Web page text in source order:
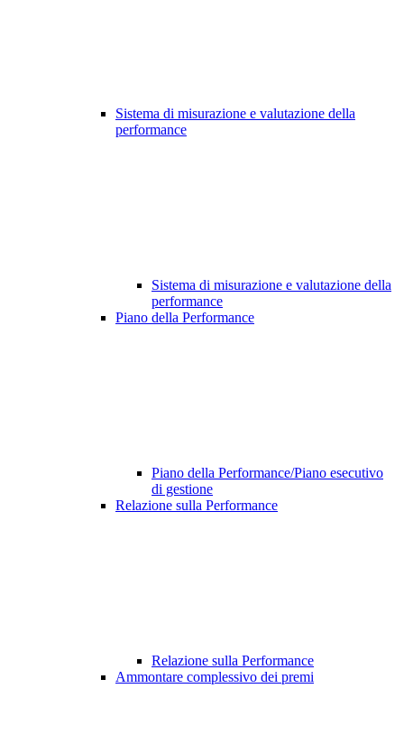
Sistema di misurazione e valutazione della
performance
Sistema di misurazione e valutazione della
performance
Piano della Performance
Piano della Performance/Piano esecutivo
di gestione
Relazione sulla Performance
Relazione sulla Performance
Ammontare complessivo dei premi